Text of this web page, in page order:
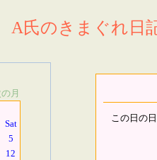
A氏のきまぐれ日
月
Sat
5
12
この日の